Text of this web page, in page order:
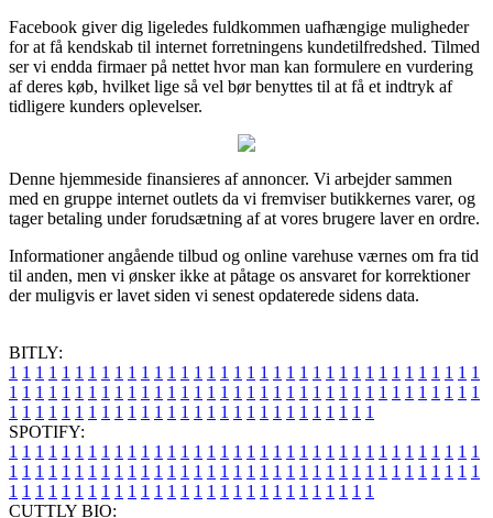
Facebook giver dig ligeledes fuldkommen uafhængige muligheder
for at få kendskab til internet forretningens kundetilfredshed. Tilmed
ser vi endda firmaer på nettet hvor man kan formulere en vurdering
af deres køb, hvilket lige så vel bør benyttes til at få et indtryk af
tidligere kunders oplevelser.
Denne hjemmeside finansieres af annoncer. Vi arbejder sammen
med en gruppe internet outlets da vi fremviser butikkernes varer, og
tager betaling under forudsætning af at vores brugere laver en ordre.
Informationer angående tilbud og online varehuse værnes om fra tid
til anden, men vi ønsker ikke at påtage os ansvaret for korrektioner
der muligvis er lavet siden vi senest opdaterede sidens data.
BITLY:
1 1 1 1 1 1 1 1 1 1 1 1 1 1 1 1 1 1 1 1 1 1 1 1 1 1 1 1 1 1 1 1 1 1 1 1
1 1 1 1 1 1 1 1 1 1 1 1 1 1 1 1 1 1 1 1 1 1 1 1 1 1 1 1 1 1 1 1 1 1 1 1
1 1 1 1 1 1 1 1 1 1 1 1 1 1 1 1 1 1 1 1 1 1 1 1 1 1 1 1
SPOTIFY:
1 1 1 1 1 1 1 1 1 1 1 1 1 1 1 1 1 1 1 1 1 1 1 1 1 1 1 1 1 1 1 1 1 1 1 1
1 1 1 1 1 1 1 1 1 1 1 1 1 1 1 1 1 1 1 1 1 1 1 1 1 1 1 1 1 1 1 1 1 1 1 1
1 1 1 1 1 1 1 1 1 1 1 1 1 1 1 1 1 1 1 1 1 1 1 1 1 1 1 1
CUTTLY BIO: